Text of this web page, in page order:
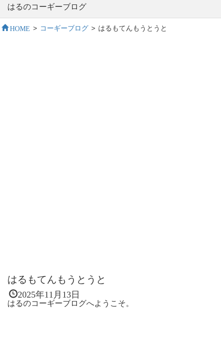
はるのコーギーブログ
HOME > コーギーブログ > はるもてんもうとうと
はるもてんもうとうと
2025年11月13日
はるのコーギーブログへようこそ。